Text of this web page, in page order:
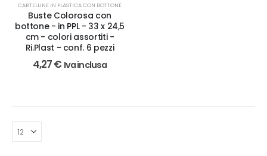
CARTELLINE IN PLASTICA CON BOTTONE
Buste Colorosa con
bottone - in PPL - 33 x 24,5
cm - colori assortiti -
Ri.Plast - conf. 6 pezzi
4,27€ Iva inclusa